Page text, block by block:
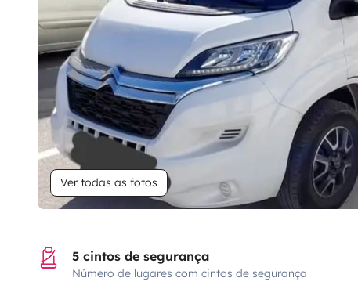
Ver todas as fotos
5 cintos de segurança
Número de lugares com cintos de segurança